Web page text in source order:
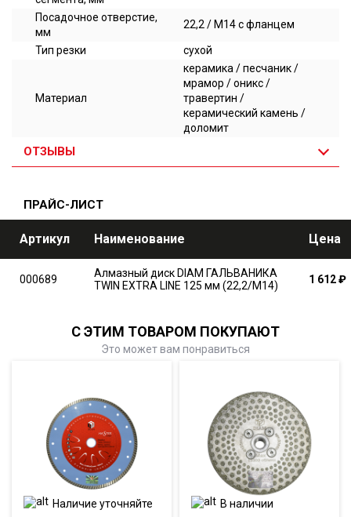
Посадочное отверстие,
мм
22,2 / М14 с фланцем
Тип резки сухой
Материал
керамика / песчаник /
мрамор / оникс /
травертин /
керамический камень /
доломит
ОТЗЫВЫ
ПРАЙС-ЛИСТ
Артикул Наименование Цена
000689
Алмазный диск DIAM ГАЛЬВАНИКА
TWIN EXTRA LINE 125 мм (22,2/M14)
1 612₽
С ЭТИМ ТОВАРОМ ПОКУПАЮТ
Это может вам понравиться
Наличие уточняйте В наличии